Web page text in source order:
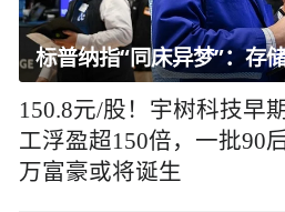
标普纳指“同床异梦”：存
150.8元/股！宇树科技早
工浮盈超150倍，一批90
万富豪或将诞生